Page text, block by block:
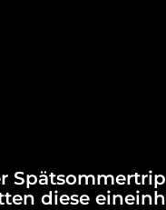
diese